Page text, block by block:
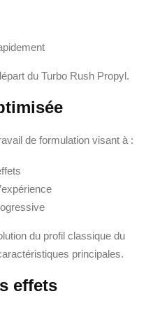
du Turbo Rush Propyl.
de formulation visant à :
du profil classique du
principales.
effets